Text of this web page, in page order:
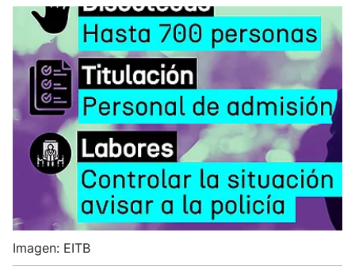
Imagen: EITB